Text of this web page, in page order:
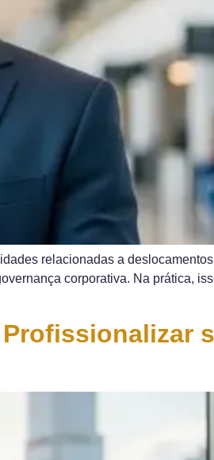
relacionadas a deslocamentos
corporativa. Na prática,